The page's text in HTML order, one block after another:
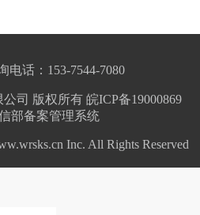
电话：153-7544-7080
司 版权所有 皖ICP备19000869
部备案管理系统
Inc. All Rights Reserved